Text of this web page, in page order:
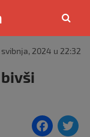
svibnja, 2024 u 22:32
F